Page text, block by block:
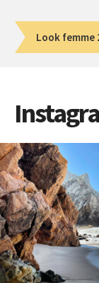
Look femme